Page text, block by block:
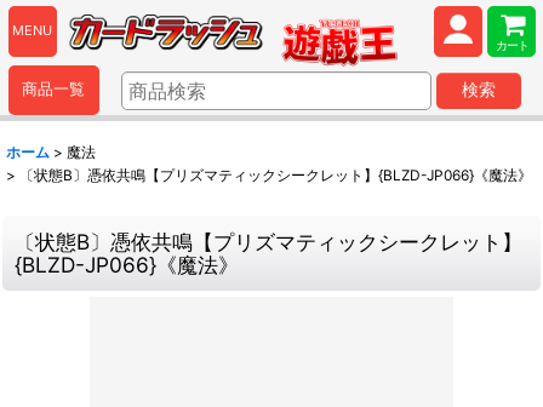
MENU
カート
商品一覧 検索
ホーム > 魔法
>
〔状態B〕憑依共鳴【プリズマティックシークレット】{BLZD-JP066}《魔法》
〔状態B〕憑依共鳴【プリズマティックシークレット】
{BLZD-JP066}《魔法》